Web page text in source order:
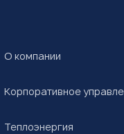
О компании
Корпоративное
Теплоэнергия